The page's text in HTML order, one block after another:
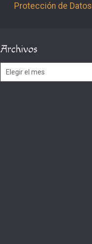
Protección de Datos
Archivos
Archivos